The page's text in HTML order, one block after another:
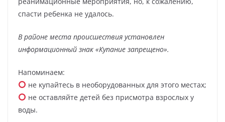
спасти ребенка не удалось.
В районе места происшествия установлен
информационный знак «Купание запрещено».
Напоминаем:
не купайтесь в необорудованных для этого местах;
не оставляйте детей без присмотра взрослых у
воды.